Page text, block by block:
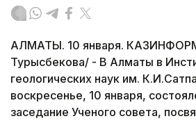
АЛМАТЫ. 10 января.
Турысбекова/ - В Алматы в
геологических наук им.
воскресенье, 10 января,
заседание Ученого совета,